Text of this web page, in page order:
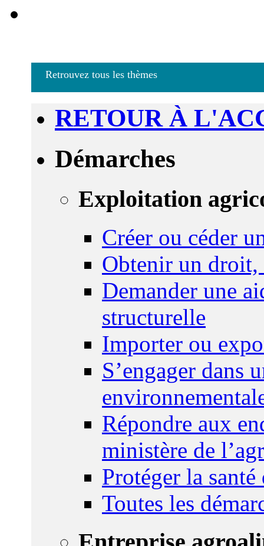
Retrouvez tous les thèmes
RETOUR À
Démarches
Exploitation
Créer ou céder
Obtenir un droit,
Demander une
structurelle
Importer ou
S’engager dans
Répondre aux
ministère de
Protéger la
Toutes les